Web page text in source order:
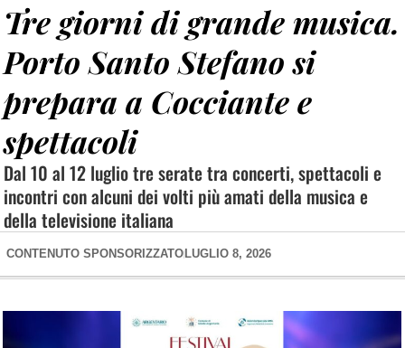
Tre giorni di grande musica.
Porto Santo Stefano si
prepara a Cocciante e
spettacoli
Dal 10 al 12 luglio tre serate tra concerti, spettacoli e
incontri con alcuni dei volti più amati della musica e
della televisione italiana
CONTENUTO SPONSORIZZATO LUGLIO 8, 2026